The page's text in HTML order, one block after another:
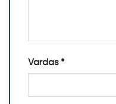
Vardas *